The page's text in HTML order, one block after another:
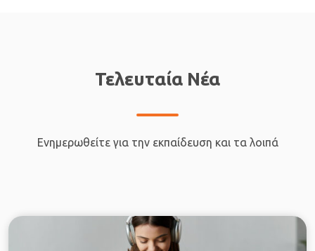
Τελευταία Νέα
Ενημερωθείτε για την εκπαίδευση και τα λοιπά